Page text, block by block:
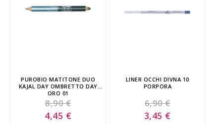
PUROBIO MATITONE DUO
KAJAL DAY OMBRETTO DAY
ORO 01
8,90 €
Special
Price
4,45 €
LINER OCCHI DIVNA 10
PORPORA
6,90 €
Special
Price
3,45 €